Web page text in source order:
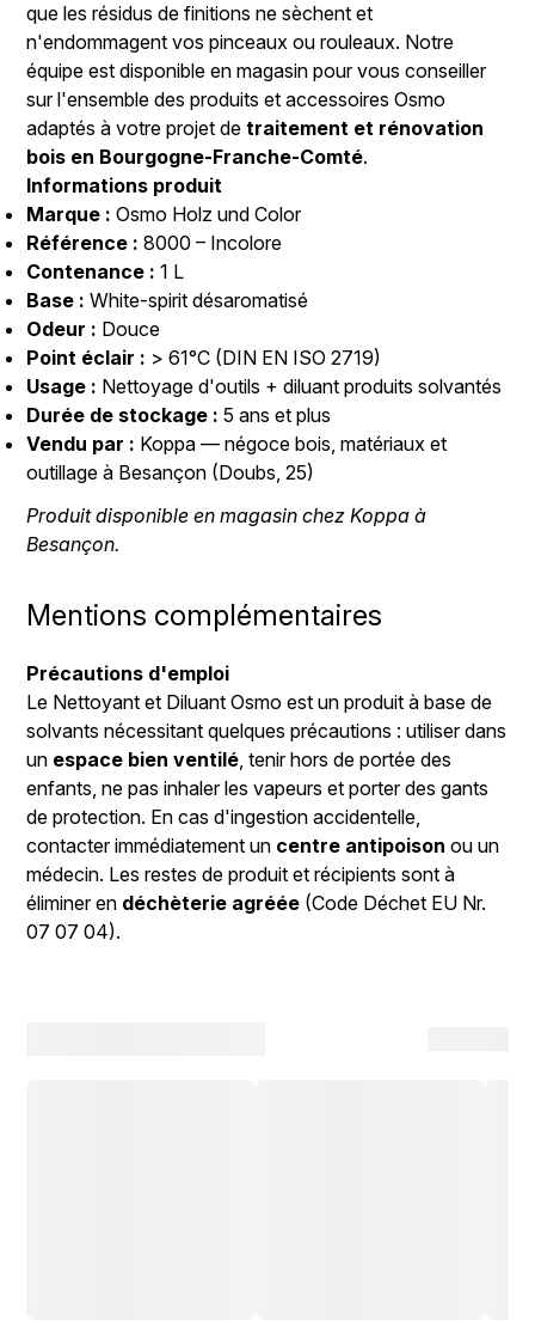
que les résidus de finitions ne sèchent et
n'endommagent vos pinceaux ou rouleaux. Notre
équipe est disponible en magasin pour vous conseiller
sur l'ensemble des produits et accessoires Osmo
adaptés à votre projet detraitement et rénovation
bois en Bourgogne-Franche-Comté.
Informations produit
Marque : Osmo Holz und Color
Référence : 8000 – Incolore
Contenance : 1 L
Base : White-spirit désaromatisé
Odeur : Douce
Point éclair : > 61°C (DIN EN ISO 2719)
Usage : Nettoyage d'outils + diluant produits solvantés
Durée de stockage : 5 ans et plus
Vendu par : Koppa — négoce bois, matériaux et
outillage à Besançon (Doubs, 25)
Produit disponible en magasin chez Koppa à
Besançon.
Mentions complémentaires
Précautions d'emploi
Le Nettoyant et Diluant Osmo est un produit à base de
solvants nécessitant quelques précautions : utiliser dans
un espace bien ventilé , tenir hors de portée des
enfants, ne pas inhaler les vapeurs et porter des gants
de protection. En cas d'ingestion accidentelle,
contacter immédiatement un centre antipoison ou un
médecin. Les restes de produit et récipients sont à
éliminer en déchèterie agréée (Code Déchet EU Nr.
07 07 04).